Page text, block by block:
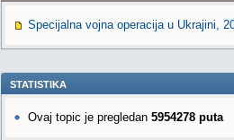
Specijalna vojna operacija u Ukrajini,
STATISTIKA
Ovaj topic je pregledan 5954278 puta